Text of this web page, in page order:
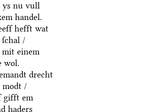
ys nu vull
handel.
hefft wat
/
mit einem
wol.
drecht
modt /
gifft em
haders